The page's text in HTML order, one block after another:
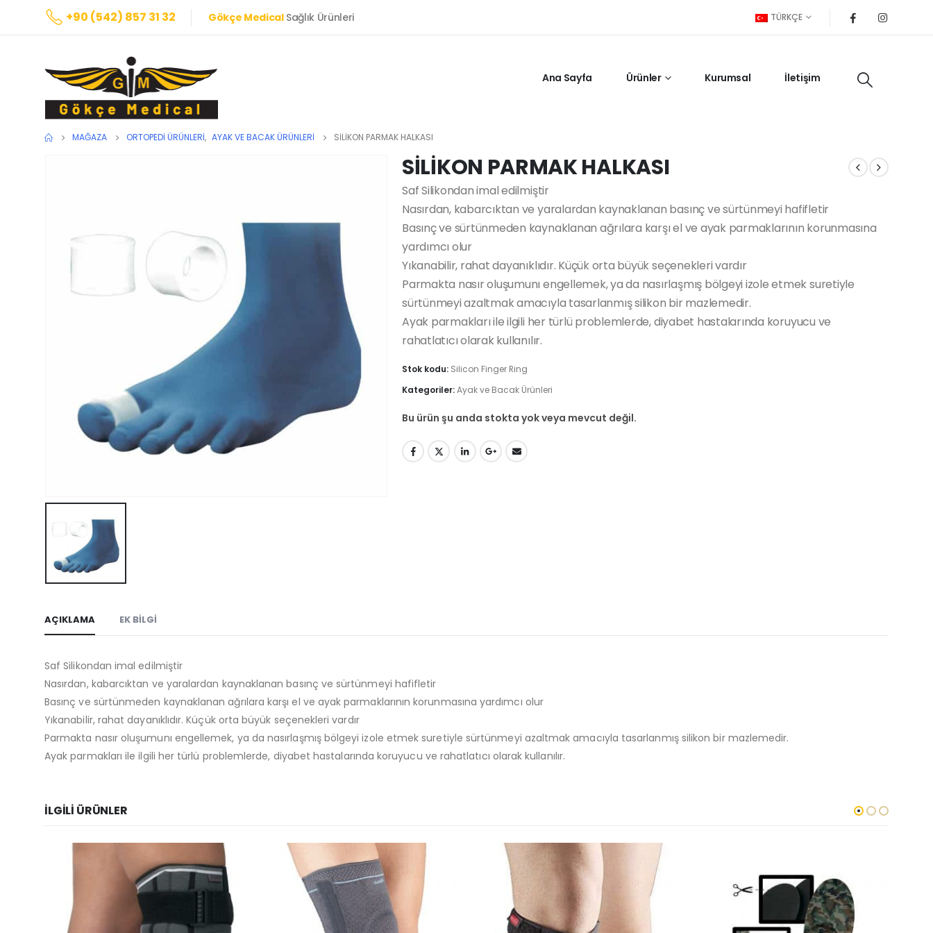
+90 (542) 857 31 32 Gökçe MedicalSağlık Ürünleri TÜRKÇE
Ana Sayfa Ürünler Kurumsal İletişim
MAĞAZA ORTOPEDI ÜRÜNLERI, AYAK VE BACAK ÜRÜNLERI SİLİKON PARMAK HALKASI
SİLİKON PARMAK HALKASI
Saf Silikondan imal edilmiştir
Nasırdan, kabarcıktan ve yaralardan kaynaklanan basınç ve sürtünmeyi hafifletir
Basınç ve sürtünmeden kaynaklanan ağrılara karşı el ve ayak parmaklarının korunmasına
yardımcı olur
Yıkanabilir, rahat dayanıklıdır. Küçük orta büyük seçenekleri vardır
Parmakta nasır oluşumunı engellemek, ya da nasırlaşmış bölgeyi izole etmek suretiyle
sürtünmeyi azaltmak amacıyla tasarlanmış silikon bir mazlemedir.
Ayak parmakları ile ilgili her türlü problemlerde, diyabet hastalarında koruyucu ve
rahatlatıcı olarak kullanılır.
Stok kodu: Silicon Finger Ring
Kategoriler:Ayak ve Bacak Ürünleri
Bu ürün şu anda stokta yok veya mevcut değil.
AÇIKLAMA EK BILGI
Saf Silikondan imal edilmiştir
Nasırdan, kabarcıktan ve yaralardan kaynaklanan basınç ve sürtünmeyi hafifletir
Basınç ve sürtünmeden kaynaklanan ağrılara karşı el ve ayak parmaklarının korunmasına yardımcı olur
Yıkanabilir, rahat dayanıklıdır. Küçük orta büyük seçenekleri vardır
Parmakta nasır oluşumunı engellemek, ya da nasırlaşmış bölgeyi izole etmek suretiyle sürtünmeyi azaltmak amacıyla tasarlanmış silikon bir mazlemedir.
Ayak parmakları ile ilgili her türlü problemlerde, diyabet hastalarında koruyucu ve rahatlatıcı olarak kullanılır.
İLGILI ÜRÜNLER